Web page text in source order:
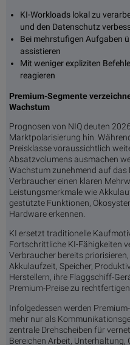
KI-Workloads lokal zu
und den Datenschutz
Bei mehrstufigen Aufgaben
assistieren
Mit weniger expliziten
reagieren
Premium-Segmente
Wachstum
Prognosen von NIQ deuten
Marktpolarisierung hin.
Preisklasse voraussichtlich
Absatzvolumens ausmachen
Wachstum zunehmend auf das
Verbraucher einen klaren
Leistungsmerkmale wie
gestützte Funktionen,
Hardware erkennen.
KI ersetzt traditionelle
Fortschrittliche KI-Fähigkeiten
Verbraucher bereits
Akkulaufzeit, Speicher,
Herstellern, ihre Flaggschiff-
Premium-Preise zu
Infolgedessen werden
mehr nur als
zentrale Drehscheiben für
Bereichen Arbeit, Unterhaltung,